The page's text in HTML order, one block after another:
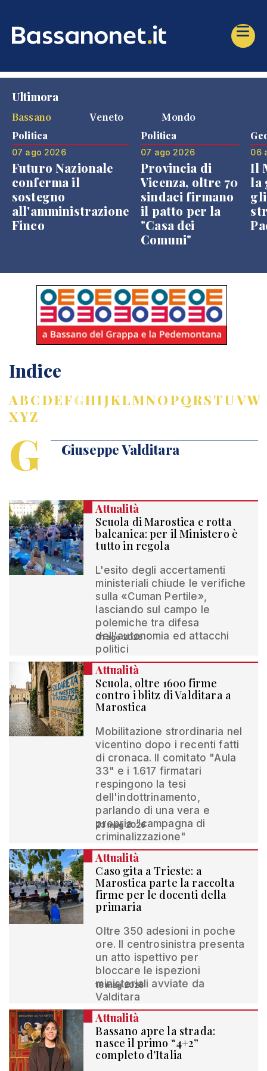
Ultimora
Bassano
Veneto Mondo
Politica
07 ago 2026
Futuro Nazionale
conferma il
sostegno
all'amministrazione
Finco
Politica
07 ago 2026
Provincia di
Vicenza, oltre 70
sindaci firmano
il patto per la
"Casa dei
Comuni"
06
Il
la
Indice
ABCDEFGHIJKLMNOPQRSTUVW
XYZ
G Giuseppe Valditara
Attualità
Scuola di Marostica e rotta
balcanica: per il Ministero è
tutto in regola
L'esito degli accertamenti
ministeriali chiude le verifiche
sulla «Cuman Pertile»,
lasciando sul campo le
polemiche tra difesa
dell'autonomia ed attacchi
politici
01 ago 2026
Attualità
Scuola, oltre 1600 firme
contro i blitz di Valditara a
Marostica
Mobilitazione strordinaria nel
vicentino dopo i recenti fatti
di cronaca. Il comitato "Aula
33" e i 1.617 firmatari
respingono la tesi
dell'indottrinamento,
parlando di una vera e
propria "campagna di
criminalizzazione"
23 mag 2026
Attualità
Caso gita a Trieste: a
Marostica parte la raccolta
firme per le docenti della
primaria
Oltre 350 adesioni in poche
ore. Il centrosinistra presenta
un atto ispettivo per
bloccare le ispezioni
ministeriali avviate da
Valditara
18 mag 2026
Attualità
Bassano apre la strada:
nasce il primo “4+2”
completo d’Italia